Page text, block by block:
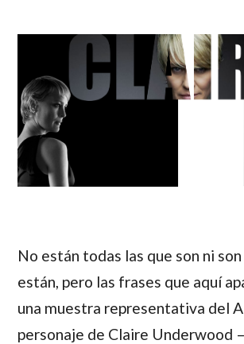
No están todas las que son ni
están, pero las frases que aquí
una muestra representativa del
personaje de Claire Underwood